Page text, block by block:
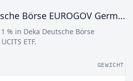
ETFs mit Deka Deutsche Börse EUROGOV Germany 5-10 UCITS ETF
% in Deka Deutsche Börse
ETF.
GEWICHT